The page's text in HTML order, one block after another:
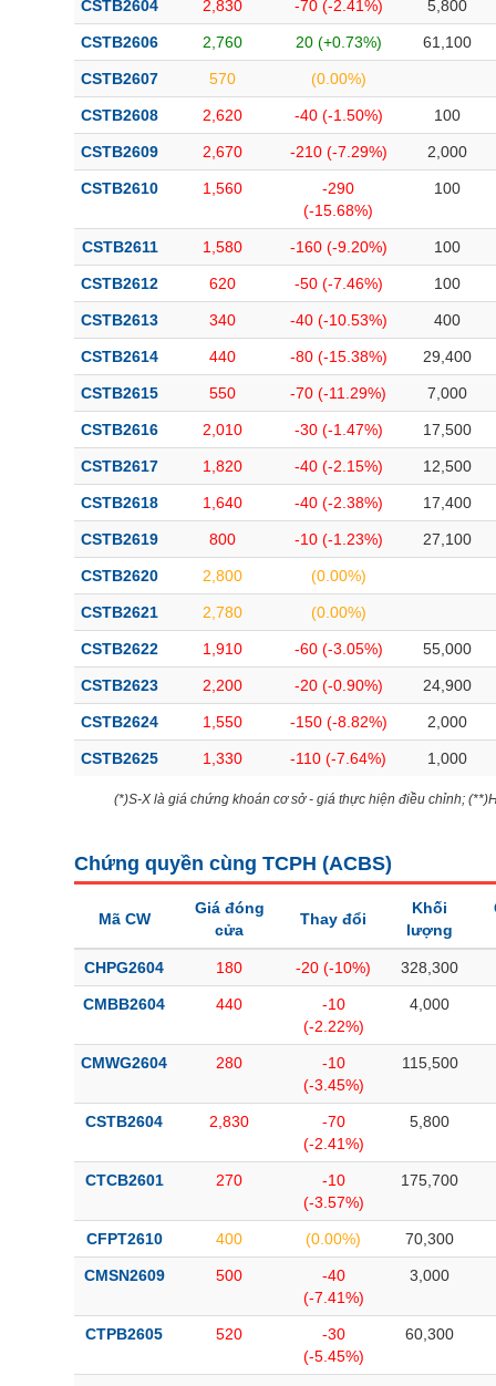
CSTB2604 2,830 -70 (-2.41%) 5,800
CSTB2606 2,760 20 (+0.73%) 61,100
CSTB2607 570 (0.00%)
CSTB2608 2,620 -40 (-1.50%) 100
CSTB2609 2,670 -210 (-7.29%) 2,000
CSTB2610 1,560
-290
(-15.68%)
100
CSTB2611 1,580 -160 (-9.20%) 100
CSTB2612 620 -50 (-7.46%) 100
CSTB2613 340 -40 (-10.53%) 400
CSTB2614 440 -80 (-15.38%) 29,400
CSTB2615 550 -70 (-11.29%) 7,000
CSTB2616 2,010 -30 (-1.47%) 17,500
CSTB2617 1,820 -40 (-2.15%) 12,500
CSTB2618 1,640 -40 (-2.38%) 17,400
CSTB2619 800 -10 (-1.23%) 27,100
CSTB2620 2,800 (0.00%)
CSTB2621 2,780 (0.00%)
CSTB2622 1,910 -60 (-3.05%) 55,000
CSTB2623 2,200 -20 (-0.90%) 24,900
CSTB2624 1,550 -150 (-8.82%) 2,000
CSTB2625 1,330 -110 (-7.64%) 1,000
(*)S-X là giá chứng khoán cơ sở - giá thực hiện điều chỉnh;
Chứng quyền cùng TCPH (ACBS)
Mã CW
Giá đóng
cửa
Thay đổi
Khối
lượng
CHPG2604 180 -20 (-10%) 328,300
CMBB2604 440
-10
(-2.22%)
4,000
CMWG2604 280
-10
(-3.45%)
115,500
CSTB2604 2,830
-70
(-2.41%)
5,800
CTCB2601 270
-10
(-3.57%)
175,700
CFPT2610 400 (0.00%) 70,300
CMSN2609 500
-40
(-7.41%)
3,000
CTPB2605 520
-30
(-5.45%)
60,300
Bài viết của tác giả(-)
Báo cáo phân tích (-)
Thuật ngữ(-)
Dịch vụ(-)
Đào tạo
Sách tài chính
Công cụ đầu tư
Truyền thông tài chính
Dữ liệu tài chính